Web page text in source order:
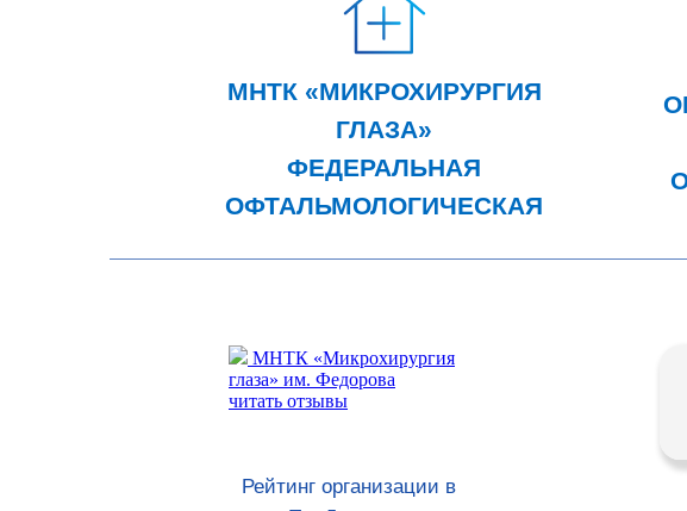
МНТК «МИКРОХИРУРГИЯ
ГЛАЗА»
ФЕДЕРАЛЬНАЯ
ОФТАЛЬМОЛОГИЧЕСКАЯ
МНТК «Микрохирургия
глаза» им. Федорова
читать отзывы
Рейтинг организации в